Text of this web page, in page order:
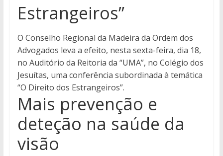
Estrangeiros”
O Conselho Regional da Madeira da Ordem dos
Advogados leva a efeito, nesta sexta-feira, dia 18,
no Auditório da Reitoria da “UMA”, no Colégio dos
Jesuítas, uma conferência subordinada à temática
“O Direito dos Estrangeiros”.
Mais prevenção e
deteção na saúde da
visão